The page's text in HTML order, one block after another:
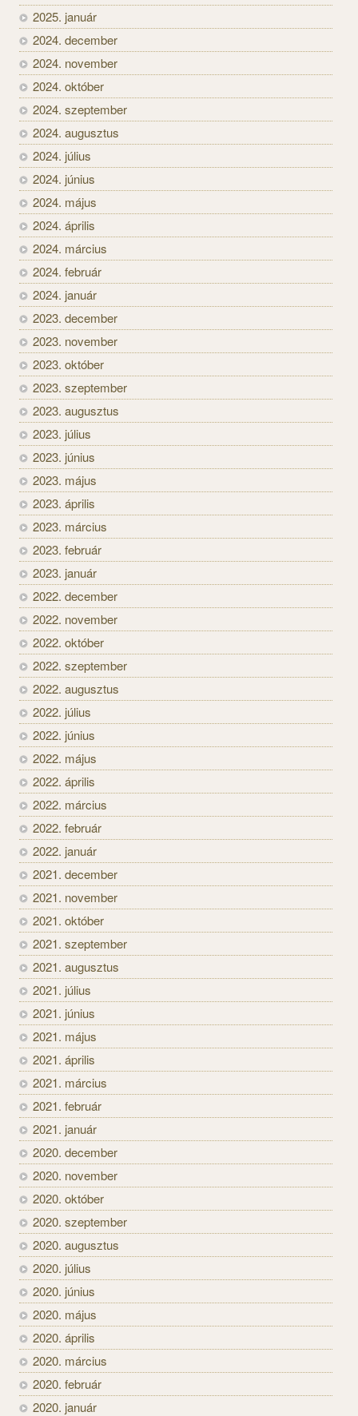
2025. január
2024. december
2024. november
2024. október
2024. szeptember
2024. augusztus
2024. július
2024. június
2024. május
2024. április
2024. március
2024. február
2024. január
2023. december
2023. november
2023. október
2023. szeptember
2023. augusztus
2023. július
2023. június
2023. május
2023. április
2023. március
2023. február
2023. január
2022. december
2022. november
2022. október
2022. szeptember
2022. augusztus
2022. július
2022. június
2022. május
2022. április
2022. március
2022. február
2022. január
2021. december
2021. november
2021. október
2021. szeptember
2021. augusztus
2021. július
2021. június
2021. május
2021. április
2021. március
2021. február
2021. január
2020. december
2020. november
2020. október
2020. szeptember
2020. augusztus
2020. július
2020. június
2020. május
2020. április
2020. március
2020. február
2020. január